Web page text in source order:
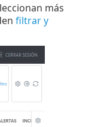
más
filtrar y